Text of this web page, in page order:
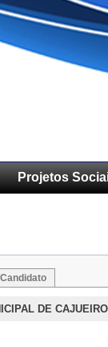
Projetos
DE